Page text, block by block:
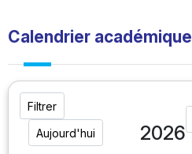
Calendrier académique
Filtrer
Aujourd'hui 2026